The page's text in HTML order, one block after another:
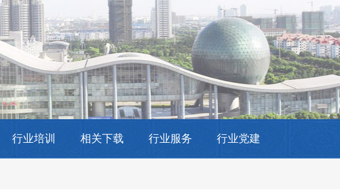
行业培训 相关下载 行业服务 行业党建